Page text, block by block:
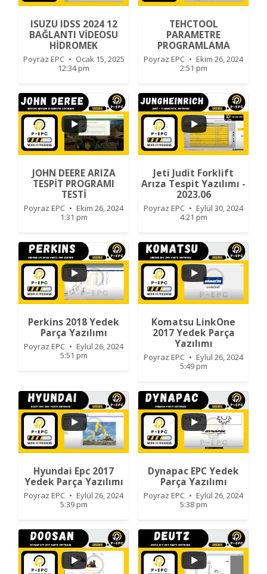
...
ISUZU IDSS 2024 12
BAĞLANTI VİDEOSU
HİDROMEK
Poyraz EPC
Ocak 15, 2025
12:34 pm
TEHCTOOL
PARAMETRE
PROGRAMLAMA
Poyraz EPC
Ekim 26, 2024
2:51 pm
1 0
JOHN DEERE ARIZA
TESPİT PROGRAMI
TESTİ
Poyraz EPC
Ekim 26, 2024
1:31 pm
0
Jeti Judit Forklift
Arıza Tespit Yazılımı -
2023.06
Poyraz EPC
Eylül 30, 2024
4:21 pm
1 0
Perkins 2018 Yedek
Parça Yazılımı
Poyraz EPC
Eylül 26, 2024
5:51 pm
0 0
Komatsu LinkOne
2017 Yedek Parça
Yazılımı
Poyraz EPC
Eylül 26, 2024
5:49 pm
Hyundai Epc 2017
Yedek Parça Yazılımı
Poyraz EPC
Eylül 26, 2024
5:39 pm
0
Dynapac EPC Yedek
Parça Yazılımı
Poyraz EPC
Eylül 26, 2024
5:38 pm